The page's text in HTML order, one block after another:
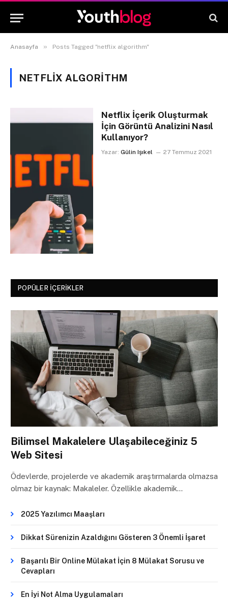
Anasayfa » Posts Tagged "netflix algorithm"
NETFLIX ALGORITHM
Netflix İçerik Oluşturmak
İçin Görüntü Analizini Nasıl
Kullanıyor?
Yazar: Gülin Işıkel 27 Temmuz 2021
POPÜLER İÇERIKLER
Bilimsel Makalelere Ulaşabileceğiniz 5
Web Sitesi
Ödevlerde, projelerde ve akademik araştırmalarda olmazsa
olmaz bir kaynak: Makaleler. Özellikle akademik…
2025 Yazılımcı Maaşları
Dikkat Sürenizin Azaldığını Gösteren 3 Önemli İşaret
Başarılı Bir Online Mülakat İçin 8 Mülakat Sorusu ve
Cevapları
En İyi Not Alma Uygulamaları